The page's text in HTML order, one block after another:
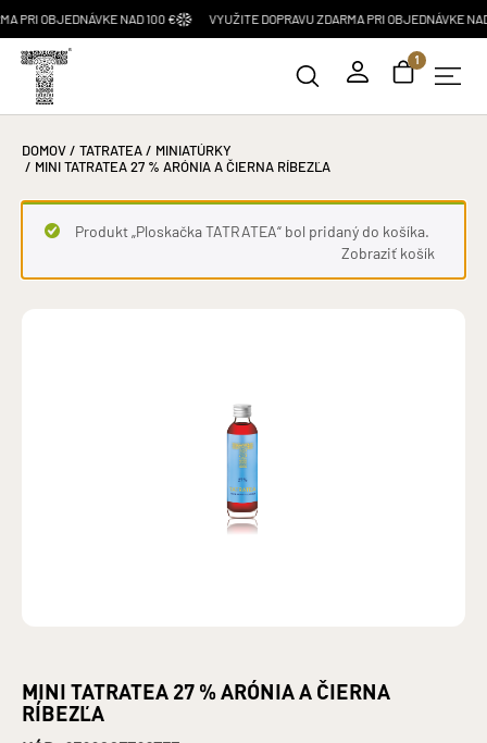
NAD 100 € VYUŽITE DOPRAVU ZDARMA PRI OBJEDNÁVKE NAD 100 €
1
DOMOV/ TATRATEA/ MINIATÚRKY
/ MINI TATRATEA 27 % ARÓNIA A ČIERNA RÍBEZĽA
Produkt „Ploskačka TATRATEA“ bol pridaný do košíka.
Zobraziť košík
MINI TATRATEA 27 % ARÓNIA A ČIERNA
RÍBEZĽA